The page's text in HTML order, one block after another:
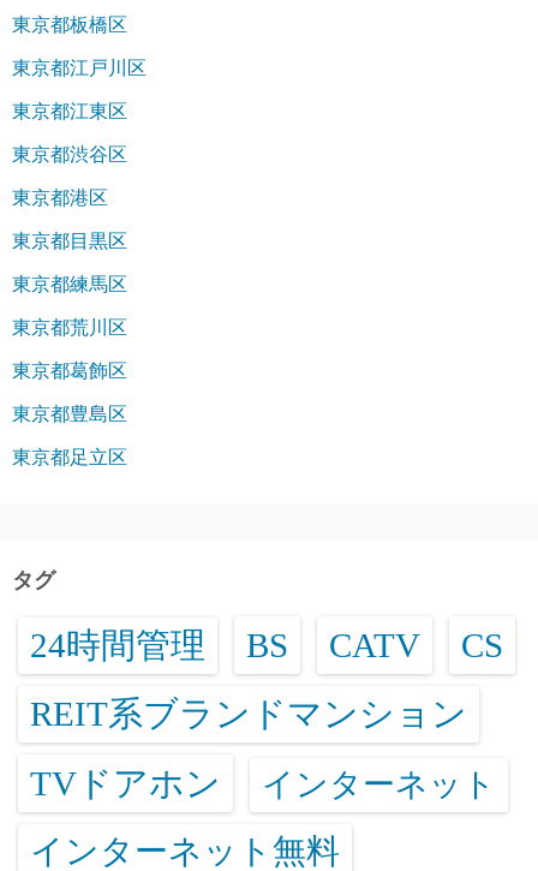
東京都板橋区
東京都江戸川区
東京都江東区
東京都渋谷区
東京都港区
東京都目黒区
東京都練馬区
東京都荒川区
東京都葛飾区
東京都豊島区
東京都足立区
タグ
24時間管理 BS CATV CS
REIT系ブランドマンション
TVドアホン インターネット
インターネット無料